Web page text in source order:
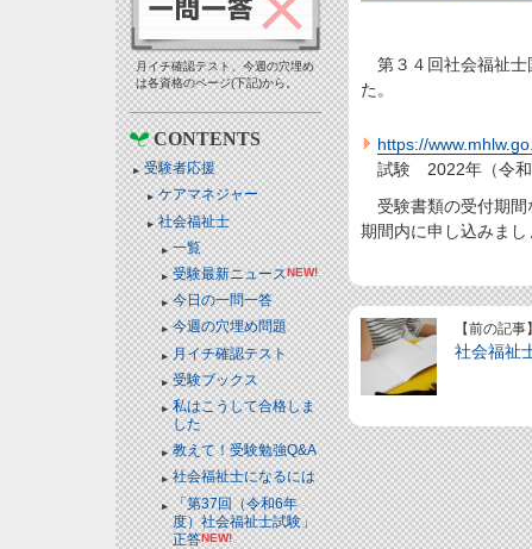
月イチ確認テスト、今週の穴埋め
は各資格のページ(下記)から。
CONTENTS
受験者応援
ケアマネジャー
社会福祉士
一覧
受験最新ニュースNEW!
今日の一問一答
今週の穴埋め問題
月イチ確認テスト
受験ブックス
私はこうして合格しま
した
教えて！受験勉強Q&A
社会福祉士になるには
「第37回（令和6年
度）社会福祉士試験」
正答NEW!
第３４回社会福祉士
た。
https://
試験 2022年（令和
受験書類の受付期間
期間内に申し込みまし
【前の記事】
社会福祉